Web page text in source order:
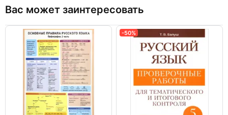
Вас может заинтересовать
-50%